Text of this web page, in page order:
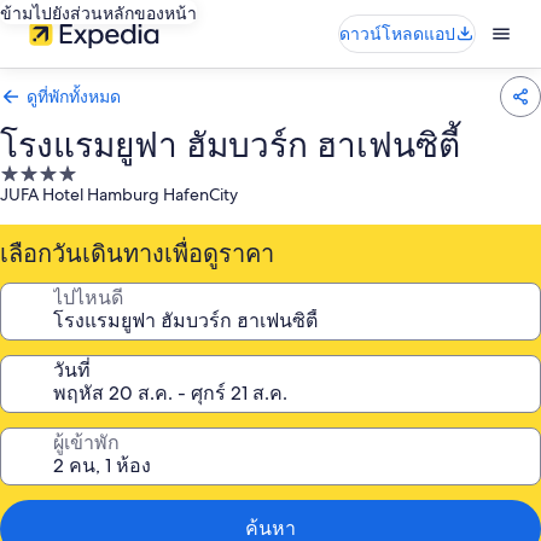
ข้ามไปยังส่วนหลักของหน้า
ดาวน์โหลดแอป
ดูที่พักทั้งหมด
โรงแรมยูฟา ฮัมบวร์ก ฮาเฟนซิตี้
ที่พัก
4.0
JUFA Hotel Hamburg HafenCity
เลือกวันเดินทางเพื่อดูราคา
ไปไหนดี
วันที่
ผู้เข้าพัก
ค้นหา